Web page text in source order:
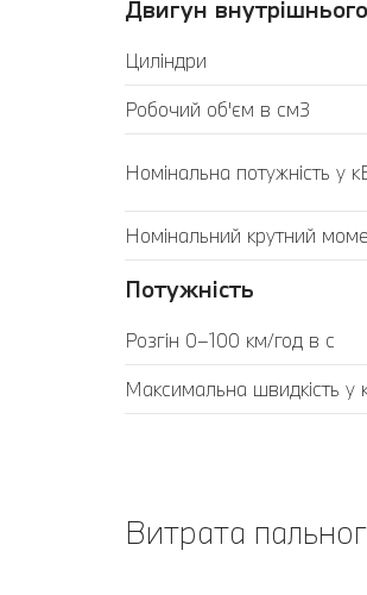
Двигун
Циліндри
Робочий об'єм в см3
Номінальна потужність у
Номінальний крутний
Потужність
Розгін 0–100 км/год в с
Максимальна швидкість у
Витрата